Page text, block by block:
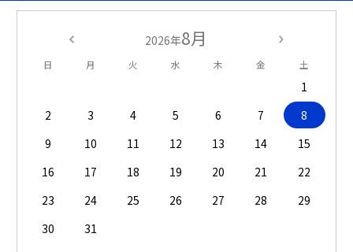
2026年8月
日 月 火 水 木 金 土
1
2
3 4 5 6 7
8
9
10 11 12 13 14
15
16
17 18 19 20 21
22
23
24 25 26 27 28
29
30
31